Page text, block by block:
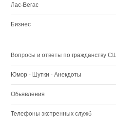
Лас-Вегас
Бизнес
Вопросы и ответы по гражданству
Юмор - Шутки - Анекдоты
Обьявления
Телефоны экстренных служб